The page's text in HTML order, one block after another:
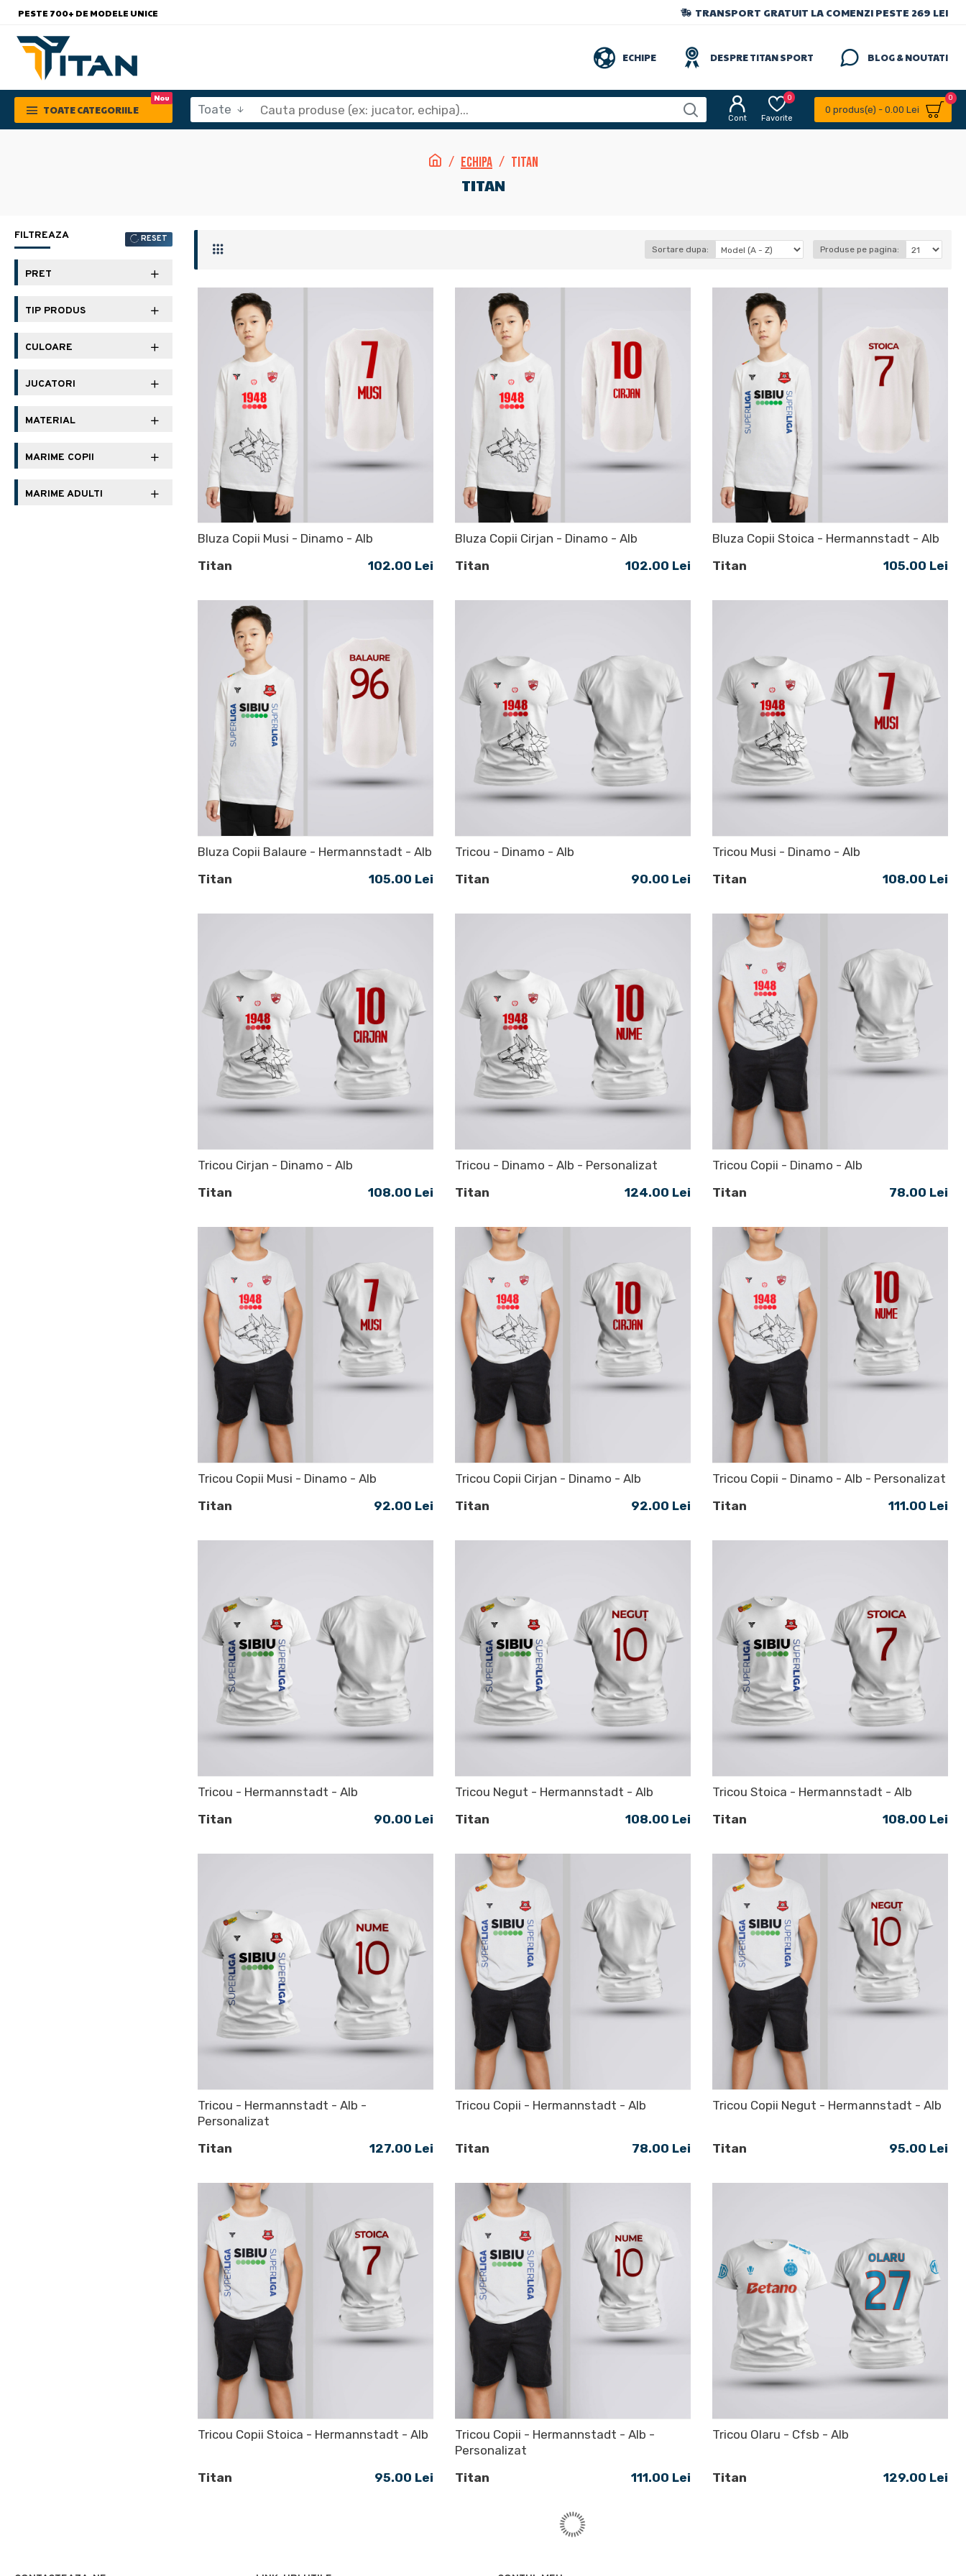
PESTE 700+ DE MODELE UNICE TRANSPORT GRATUIT LA COMENZI PESTE 269 LEI
ECHIPE DESPRE TITAN SPORT BLOG & NOUTATI
TOATE CATEGORIILE
Nou
Toate
Cont Favorite
0
0 produs(e) - 0.00 Lei
0
Echipa Titan
TITAN
FILTREAZA RESET
PRET
CULOARE
JUCATORI
TIP PRODUS
MATERIAL
MARIME COPII
MARIME ADULTI
Sortare dupa: Produse pe pagina:
Titan
Bluza Copii Musi - Dinamo - Alb
102.00 Lei
Titan
Bluza Copii Cirjan - Dinamo - Alb
102.00 Lei
Titan
Bluza Copii Stoica - Hermannstadt - Alb
105.00 Lei
Titan
Bluza Copii Balaure - Hermannstadt - Alb
105.00 Lei
Titan
Tricou - Dinamo - Alb
90.00 Lei
Titan
Tricou Musi - Dinamo - Alb
108.00 Lei
Titan
Tricou Cirjan - Dinamo - Alb
108.00 Lei
Titan
Tricou - Dinamo - Alb - Personalizat
124.00 Lei
Titan
Tricou Copii - Dinamo - Alb
78.00 Lei
Titan
Tricou Copii Musi - Dinamo - Alb
92.00 Lei
Titan
Tricou Copii Cirjan - Dinamo - Alb
92.00 Lei
Titan
Tricou Copii - Dinamo - Alb - Personalizat
111.00 Lei
Titan
Tricou - Hermannstadt - Alb
90.00 Lei
Titan
Tricou Negut - Hermannstadt - Alb
108.00 Lei
Titan
Tricou Stoica - Hermannstadt - Alb
108.00 Lei
Titan
Tricou - Hermannstadt - Alb -
Personalizat
127.00 Lei
Titan
Tricou Copii - Hermannstadt - Alb
78.00 Lei Titan
Tricou Copii Negut - Hermannstadt - Alb
95.00 Lei
Titan
Tricou Copii Stoica - Hermannstadt - Alb
95.00 Lei Titan
Tricou Copii - Hermannstadt - Alb -
Personalizat
111.00 Lei
Titan
Tricou Olaru - Cfsb - Alb
129.00 Lei